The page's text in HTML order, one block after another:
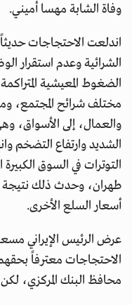
وفاة الشابة مهسا أميني.
اندلعت الاحتجاجات
الشرائية وعدم استقرار
الضغوط المعيشية
مختلف شرائح المجتمع،
والعمال، إلى الأسواق،
الشديد وارتفاع التضخم
التوترات في السوق
طهران، وحدث ذلك نتيجة
أسعار السلع الأخرى.
عرض الرئيس الإيراني
الاحتجاجات معترفاً
محافظ البنك المركزي،